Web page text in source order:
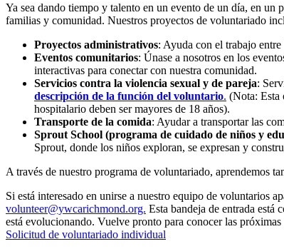
Ya sea dando tiempo y talento en un evento de un día, en un
familias y comunidad. Nuestros proyectos de voluntariado
Proyectos administrativos: Ayuda con el trabajo
Eventos comunitarios: Únase a nosotros en los
interactivas para conectar con nuestra comunidad.
Servicios contra la violencia sexual y de pareja:
descripción de la función del voluntario. (Nota: Esta
hospitalario deben ser mayores de 18 años).
Transporte de la comida: Ayudar a transportar las
Sprout School (programa de cuidado de niños y
Sprout, donde los niños exploran, se expresan y
A través de nuestro programa de voluntariado, aprendemos
Si está interesado en unirse a nuestro equipo de voluntarios
volunteer@ywcarichmond.org. Esta bandeja de entrada está
está evolucionando. Vuelve pronto para conocer las
Solicitud de voluntariado individual